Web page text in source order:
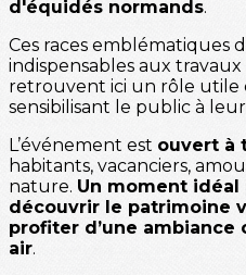
d'équidés normands.
Ces races emblématiques
indispensables aux
retrouvent ici un rôle
sensibilisant le public à
L’événement est ouvert à
habitants, vacanciers,
nature. Un moment
découvrir le patrimoine
profiter d’une ambiance
air.